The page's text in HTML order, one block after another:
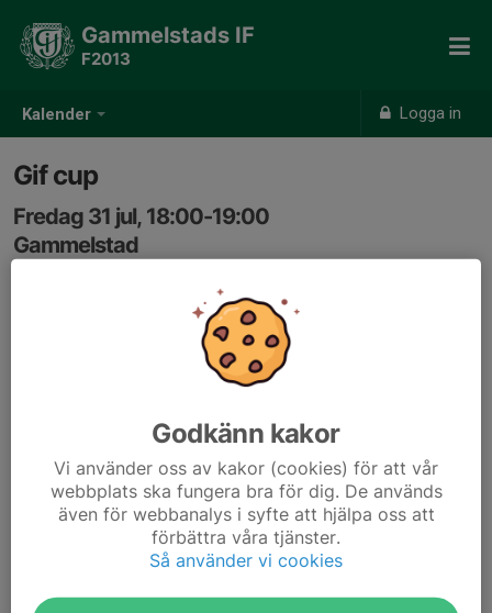
Kalender Logga in
Gammelstads IF
F2013
Gif cup
Fredag 31 jul, 18:00-19:00
Gammelstad
Godkänn kakor
Vi använder oss av kakor (cookies) för att vår
webbplats ska fungera bra för dig. De används
även för webbanalys i syfte att hjälpa oss att
förbättra våra tjänster.
Så använder vi cookies